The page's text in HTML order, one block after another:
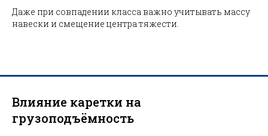
Даже при совпадении класса важно учитывать массу
навески и смещение центра тяжести.
Влияние каретки на
грузоподъёмность